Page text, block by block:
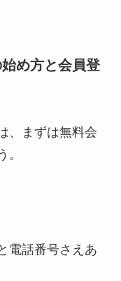
め方と会員登
、まずは無料会
。
電話番号さえあ